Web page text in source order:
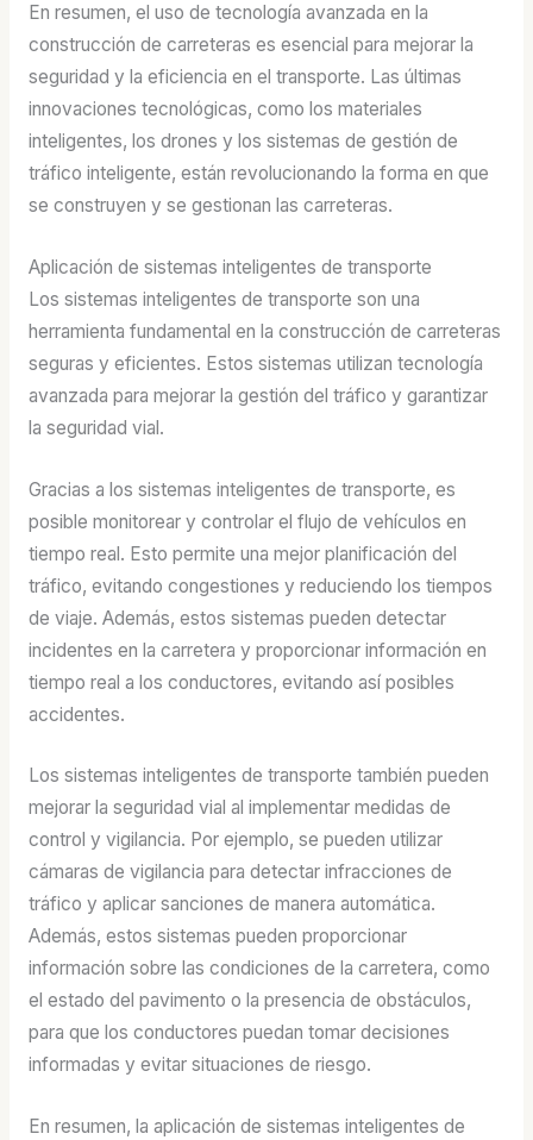
En resumen, el uso de tecnología avanzada en la
construcción de carreteras es esencial para mejorar la
seguridad y la eficiencia en el transporte. Las últimas
innovaciones tecnológicas, como los materiales
inteligentes, los drones y los sistemas de gestión de
tráfico inteligente, están revolucionando la forma en que
se construyen y se gestionan las carreteras.
Aplicación de sistemas inteligentes de transporte
Los sistemas inteligentes de transporte son una
herramienta fundamental en la construcción de carreteras
seguras y eficientes. Estos sistemas utilizan tecnología
avanzada para mejorar la gestión del tráfico y garantizar
la seguridad vial.
Gracias a los sistemas inteligentes de transporte, es
posible monitorear y controlar el flujo de vehículos en
tiempo real. Esto permite una mejor planificación del
tráfico, evitando congestiones y reduciendo los tiempos
de viaje. Además, estos sistemas pueden detectar
incidentes en la carretera y proporcionar información en
tiempo real a los conductores, evitando así posibles
accidentes.
Los sistemas inteligentes de transporte también pueden
mejorar la seguridad vial al implementar medidas de
control y vigilancia. Por ejemplo, se pueden utilizar
cámaras de vigilancia para detectar infracciones de
tráfico y aplicar sanciones de manera automática.
Además, estos sistemas pueden proporcionar
información sobre las condiciones de la carretera, como
el estado del pavimento o la presencia de obstáculos,
para que los conductores puedan tomar decisiones
informadas y evitar situaciones de riesgo.
En resumen, la aplicación de sistemas inteligentes de